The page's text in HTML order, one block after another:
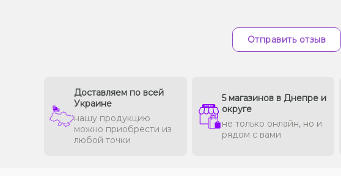
Отправить отзыв
Доставляем по всей
Украине
нашу продукцию
можно приобрести из
любой точки
5 магазинов в Днепре и
округе
не только онлайн, но и
рядом с вами